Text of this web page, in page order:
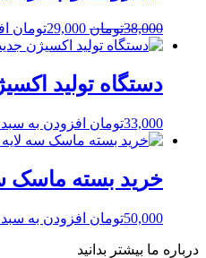
38,000تومان قیمت
اصلی
بود.
29,000تومان
دستگاه تولید
33,000تومان افزودن به
خرید بسته ماسک سه
50,000تومان افزودن به
درباره ما بیشتر بدانید